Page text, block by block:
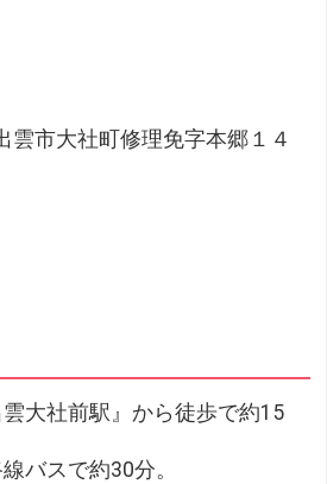
雲市大社町修理免字本郷１４
大社前駅』から徒歩で約15
バスで約30分。